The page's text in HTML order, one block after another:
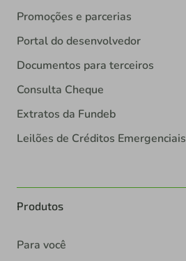
Promoções e parcerias
Portal do desenvolvedor
Documentos para terceiros
Consulta Cheque
Extratos da Fundeb
Leilões de Créditos Emergenciais
Produtos
Para você